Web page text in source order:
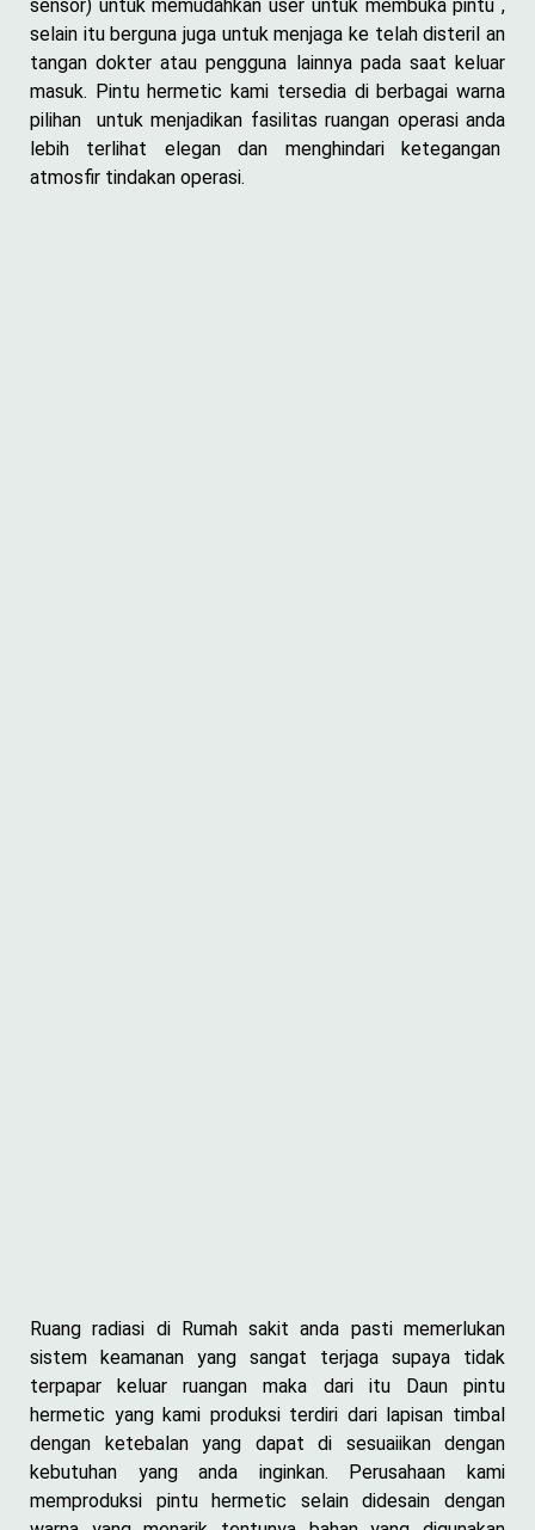
sensor) untuk memudahkan user untuk membuka pintu ,
selain itu berguna juga untuk menjaga ke telah disteril an
tangan dokter atau pengguna lainnya pada saat keluar
masuk. Pintu hermetic kami tersedia di berbagai warna
pilihan untuk menjadikan fasilitas ruangan operasi anda
lebih terlihat elegan dan menghindari ketegangan
atmosfir tindakan operasi.
Ruang radiasi di Rumah sakit anda pasti memerlukan
sistem keamanan yang sangat terjaga supaya tidak
terpapar keluar ruangan maka dari itu Daun pintu
hermetic yang kami produksi terdiri dari lapisan timbal
dengan ketebalan yang dapat di sesuaiikan dengan
kebutuhan yang anda inginkan. Perusahaan kami
memproduksi pintu hermetic selain didesain dengan